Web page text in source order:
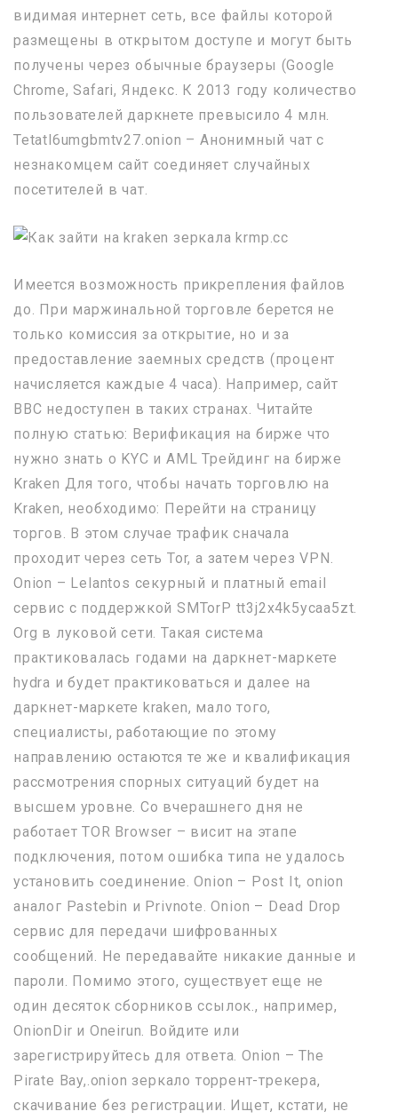
видимая интернет сеть, все файлы которой
размещены в открытом доступе и могут быть
получены через обычные браузеры (Google
Chrome, Safari, Яндекс. К 2013 году количество
пользователей даркнете превысило 4 млн.
Tetatl6umgbmtv27.onion – Анонимный чат с
незнакомцем сайт соединяет случайных
посетителей в чат.
Имеется возможность прикрепления файлов
до. При маржинальной торговле берется не
только комиссия за открытие, но и за
предоставление заемных средств (процент
начисляется каждые 4 часа). Например, сайт
BBC недоступен в таких странах. Читайте
полную статью: Верификация на бирже что
нужно знать о KYC и AML Трейдинг на бирже
Kraken Для того, чтобы начать торговлю на
Kraken, необходимо: Перейти на страницу
торгов. В этом случае трафик сначала
проходит через сеть Tor, а затем через VPN.
Onion – Lelantos секурный и платный email
сервис с поддержкой SMTorP tt3j2x4k5ycaa5zt.
Org в луковой сети. Такая система
практиковалась годами на даркнет-маркете
hydra и будет практиковаться и далее на
даркнет-маркете kraken, мало того,
специалисты, работающие по этому
направлению остаются те же и квалификация
рассмотрения спорных ситуаций будет на
высшем уровне. Со вчерашнего дня не
работает TOR Browser – висит на этапе
подключения, потом ошибка типа не удалось
установить соединение. Onion – Post It, onion
аналог Pastebin и Privnote. Onion – Dead Drop
сервис для передачи шифрованных
сообщений. Не передавайте никакие данные и
пароли. Помимо этого, существует еще не
один десяток сборников ссылок., например,
OnionDir и Oneirun. Войдите или
зарегистрируйтесь для ответа. Onion – The
Pirate Bay,.onion зеркало торрент-трекера,
скачивание без регистрации. Ищет, кстати, не